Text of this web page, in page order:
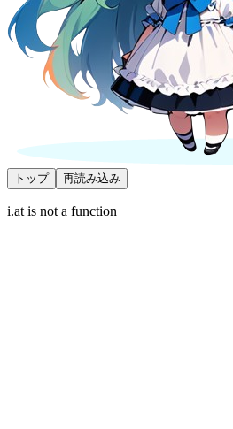
トップ 再読み込み
i.at is not a function